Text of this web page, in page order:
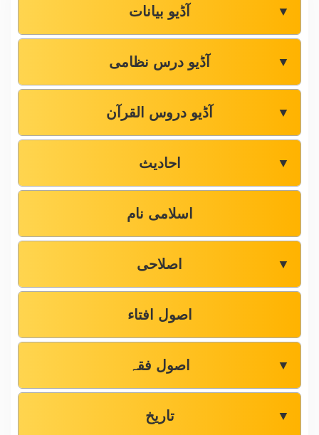
آڈیو بیانات ▼
آڈیو درس نظامی ▼
آڈیو دروس القرآن ▼
احادیث ▼
اسلامی نام
اصلاحی ▼
اصول افتاء
اصول فقہ ▼
تاریخ ▼